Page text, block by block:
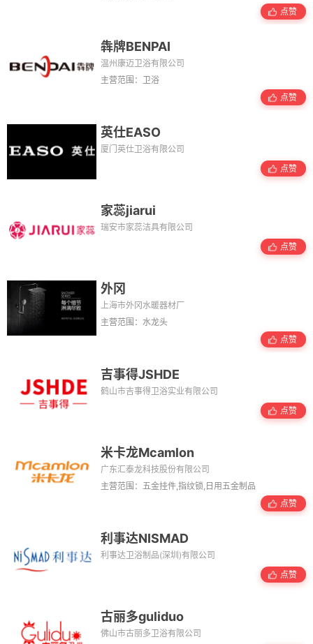
点赞
犇牌BENPAI
温州康迈卫浴有限公司
主营范围：卫浴
点赞
英仕EASO
厦门英仕卫浴有限公司
点赞
家蕊jiarui
瑞安市家蕊洁具有限公司
点赞
外冈
上海市外冈水暖器材厂
主营范围：水龙头
点赞
吉事得JSHDE
鹤山市吉事得卫浴实业有限公司
点赞
米卡龙Mcamlon
广东汇泰龙科技股份有限公司
主营范围：五金挂件,指纹锁,日用五金制品
点赞
利事达NISMAD
利事达卫浴制品(深圳)有限公司
点赞
古丽多guliduo
佛山市古丽多卫浴有限公司